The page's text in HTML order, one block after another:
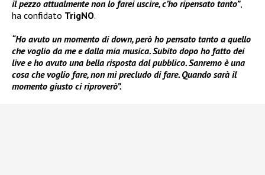
il pezzo attualmente non lo farei uscire, c’ho ripensato tanto”,
ha confidato TrigNO.
“Ho avuto un momento di down, però ho pensato tanto a quello
che voglio da me e dalla mia musica. Subito dopo ho fatto dei
live e ho avuto una bella risposta dal pubblico. Sanremo è una
cosa che voglio fare, non mi precludo di fare. Quando sarà il
momento giusto ci riproverò”.